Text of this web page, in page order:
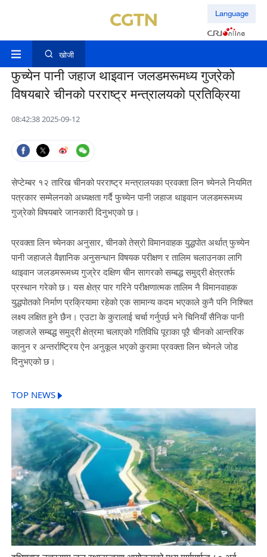
Language
खोजी
फुच्येन पानी जहाज थाइवान जलडमरूमध्य गुज्रेको
विषयबारे चीनको परराष्ट्र मन्त्रालयको प्रतिक्रिया
08:42:38 2025-09-12
सेप्टेम्बर १२ तारिख चीनको परराष्ट्र मन्त्रालयका प्रवक्ता लिन च्येनले नियमित
पत्रकार सम्मेलनको अध्यक्षता गर्दै फुच्येन पानी जहाज थाइवान जलडमरूमध्य
गुज्रेको विषयबारे जानकारी दिनुभएको छ।
प्रवक्ता लिन च्येनका अनुसार, चीनको तेस्रो विमानवाहक युद्धपोत अर्थात् फुच्येन
पानी जहाजले वैज्ञानिक अनुसन्धान विषयक परीक्षण र तालिम चलाउनका लागि
थाइवान जलडमरूमध्य गुज्रेर दक्षिण चीन सागरको सम्बद्ध समुद्री क्षेत्रतर्फ
प्रस्थान गरेको छ। यस क्षेत्र पार गरिने परीक्षणात्मक तालिम नै विमानवाहक
युद्धपोतको निर्माण प्रक्रियामा रहेको एक सामान्य कदम भएकाले कुनै पनि निश्चित
लक्ष्य लक्षित हुने छैन। एउटा के कुरालाई चर्चा गर्नुपर्छ भने चिनियाँ सैनिक पानी
जहाजले सम्बद्ध समुद्री क्षेत्रमा चलाएको गतिविधि पूराका पूरै चीनको आन्तरिक
कानुन र अन्तर्राष्ट्रिय ऐन अनुकूल भएको कुरामा प्रवक्ता लिन च्येनले जोड
दिनुभएको छ।
TOP NEWS